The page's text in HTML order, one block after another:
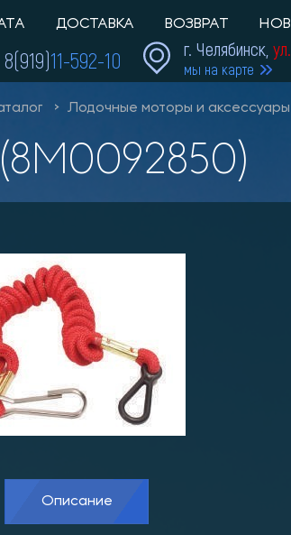
ДОСТАВКА ВОЗВРАТ
8(919)11-592-10 г. Челябинск,
мы на карте
Лодочные моторы и аксессуары
(8M0092850)
Описание